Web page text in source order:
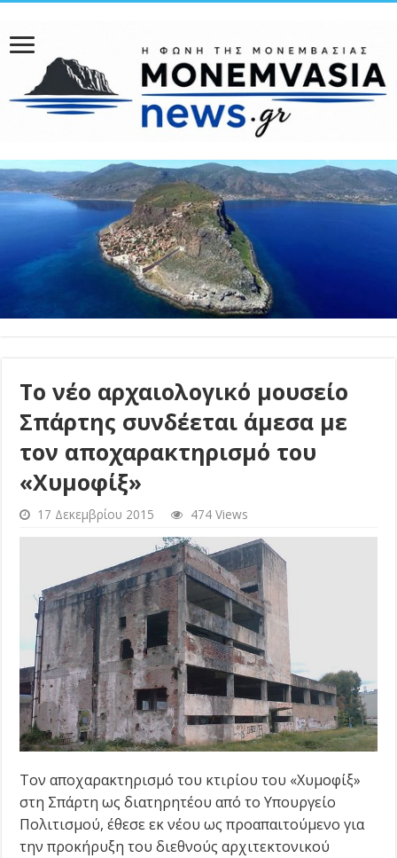
Το νέο αρχαιολογικό μουσείο
Σπάρτης συνδέεται άμεσα με
τον αποχαρακτηρισμό του
«Χυμοφίξ»
17 Δεκεμβρίου 2015 474 Views
Τον αποχαρακτηρισμό του κτιρίου του «Χυμοφίξ»
στη Σπάρτη ως διατηρητέου από το Υπουργείο
Πολιτισμού, έθεσε εκ νέου ως προαπαιτούμενο για
την προκήρυξη του διεθνούς αρχιτεκτονικού